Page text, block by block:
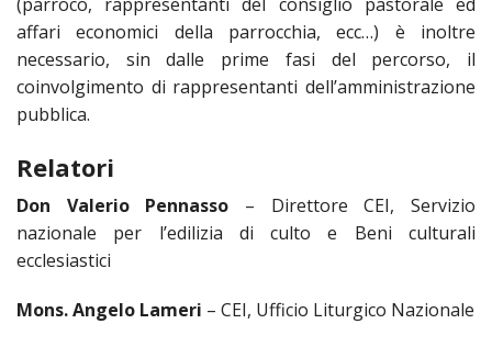
E
ALLA
I
LO
affari economici della parrocchia, ecc…) è inoltre
necessario, sin dalle prime fasi del percorso, il
coinvolgimento di rappresentanti dell’amministrazione
pubblica.
Relatori
Don Valerio Pennasso – Direttore CEI, Servizio
nazionale per l’edilizia di culto e Beni culturali
ecclesiastici
Mons. Angelo Lameri – CEI, Ufficio Liturgico Nazionale